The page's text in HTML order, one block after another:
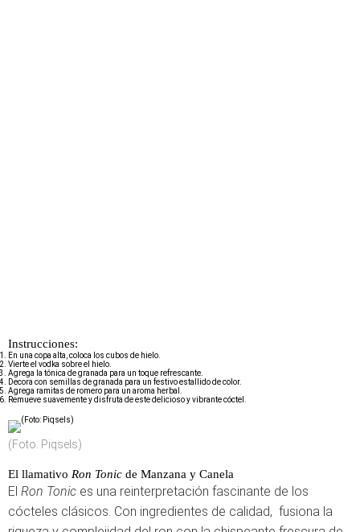
Instrucciones:
En una copa alta, coloca los cubos de hielo.
Vierte el vodka sobre el hielo.
Agrega la tónica de granada para un toque refrescante.
Decora con semillas de granada para un festivo estallido de color.
Agrega ramitas de romero para un aroma herbal.
Remueve suavemente y disfruta de este delicioso y vibrante cóctel.
(Foto: Piqsels)
El llamativo Ron Tonic de Manzana y Canela
El Ron Tonic es una reinterpretación fascinante de los
cócteles clásicos. Con ingredientes de calidad, fusiona la